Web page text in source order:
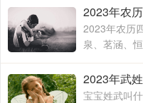
明、沐一、
2023年农历
泉、茗涵、
涵、融淳、
然、明杨、
宝宝姓武叫